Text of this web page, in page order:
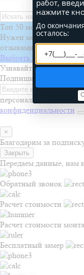
Топ 50 монтажных
Нужен монтаж?
отзывами и проектами
Выбрать бригаду
Узнавайте первыми о
Подпишитесь на
персональных данных
конфиденциальности
×
Благодарим за
Закрыть
Передаем данные, нам
Обратный звонок
Расчет стоимости
Расчет стоимости
Бесплатный замер
работ,
нажмите
До
осталось: